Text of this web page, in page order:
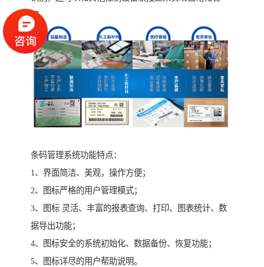
理。
条码管理系统功能特点：
1、界面简洁、美观，操作方便；
2、图标严格的用户管理模式；
3、图标 灵活、丰富的报表查询、打印、图表统计、数
据导出功能；
4、图标安全的系统初始化、数据备份、恢复功能；
5、图标详尽的用户帮助说明。